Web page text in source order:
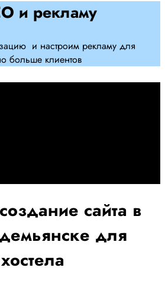
и рекламу
и настроим рекламу для
больше клиентов
сайта в
для
хостела